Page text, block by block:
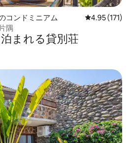
コンドミニアム レビュー171
4.95 (171)
隅
まれる貸別荘
です。